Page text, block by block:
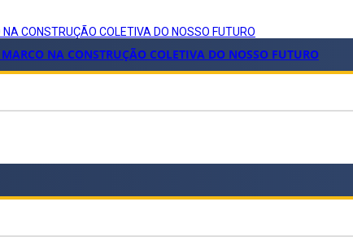
CONSTRUÇÃO COLETIVA DO NOSSO FUTURO
NA CONSTRUÇÃO COLETIVA DO NOSSO FUTURO